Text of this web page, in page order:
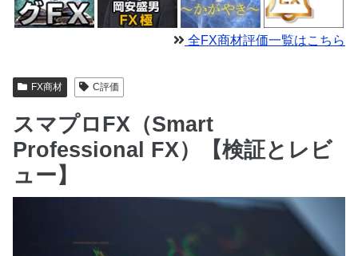
全FX商材評価一覧はこちら
FX商材 C評価
スマプロFX（Smart
Professional FX）【検証とレビ
ュー】